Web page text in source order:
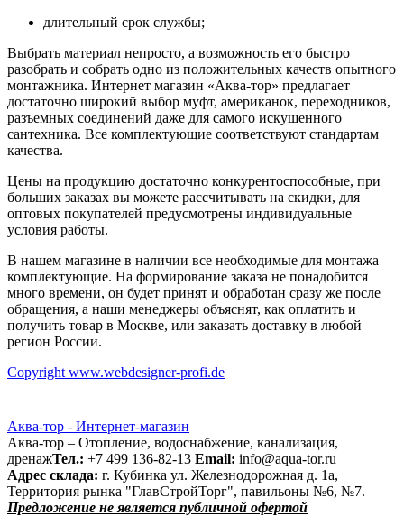
длительный срок службы;
Выбрать материал непросто, а возможность его быстро
разобрать и собрать одно из положительных качеств опытного
монтажника. Интернет магазин «Аква-тор» предлагает
достаточно широкий выбор муфт, американок, переходников,
разъемных соединений даже для самого искушенного
сантехника. Все комплектующие соответствуют стандартам
качества.
Цены на продукцию достаточно конкурентоспособные, при
больших заказах вы можете рассчитывать на скидки, для
оптовых покупателей предусмотрены индивидуальные
условия работы.
В нашем магазине в наличии все необходимые для монтажа
комплектующие. На формирование заказа не понадобится
много времени, он будет принят и обработан сразу же после
обращения, а наши менеджеры объяснят, как оплатить и
получить товар в Москве, или заказать доставку в любой
регион России.
Copyright www.webdesigner-profi.de
Аква-тор - Интернет-магазин
Аква-тор – Отопление, водоснабжение, канализация,
дренажТел.: +7 499 136-82-13 Email: info@aqua-tor.ru
Адрес склада: г. Кубинка ул. Железнодорожная д. 1а,
Территория рынка "ГлавСтройТорг", павильоны №6, №7.
Предложение не является публичной офертой